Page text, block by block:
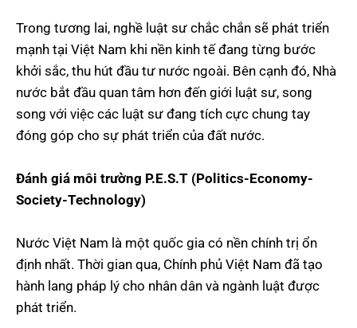
Trong tương lai, nghề luật sư chắc chắn sẽ phát triển
mạnh tại Việt Nam khi nền kinh tế đang từng bước
khởi sắc, thu hút đầu tư nước ngoài. Bên cạnh đó, Nhà
nước bắt đầu quan tâm hơn đến giới luật sư, song
song với việc các luật sư đang tích cực chung tay
đóng góp cho sự phát triển của đất nước.
Đánh giá môi trường P.E.S.T (Politics-Economy-
Society-Technology)
Nước Việt Nam là một quốc gia có nền chính trị ổn
định nhất. Thời gian qua, Chính phủ Việt Nam đã tạo
hành lang pháp lý cho nhân dân và ngành luật được
phát triển.